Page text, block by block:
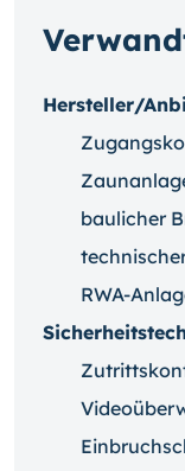
Hersteller/
baulicher
RWA-